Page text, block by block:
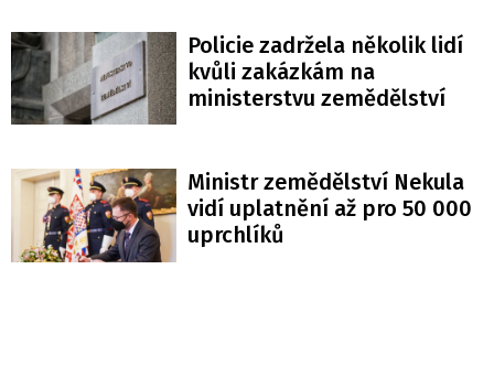
Policie zadržela několik lidí
kvůli zakázkám na
ministerstvu zemědělství
Ministr zemědělství Nekula
vidí uplatnění až pro 50 000
uprchlíků